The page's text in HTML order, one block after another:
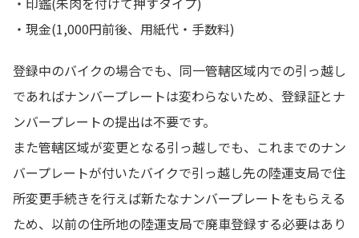
・現金(1,000円前後、用紙代・手数料)
登録中のバイクの場合でも、同一管轄区域内での引っ越し
であればナンバープレートは変わらないため、登録証とナ
ンバープレートの提出は不要です。
また管轄区域が変更となる引っ越しでも、これまでのナン
バープレートが付いたバイクで引っ越し先の陸運支局で住
所変更手続きを行えば新たなナンバープレートをもらえる
ため、以前の住所地の陸運支局で廃車登録する必要はあり